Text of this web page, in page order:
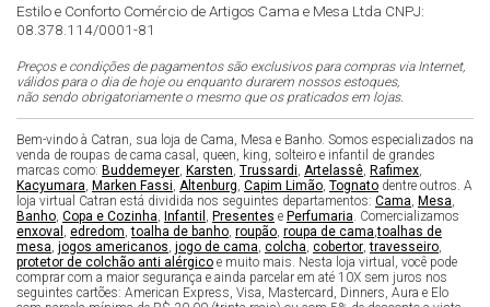
Estilo e Conforto Comércio de Artigos Cama e Mesa Ltda CNPJ:
08.378.114/0001-81
Preços e condições de pagamentos são exclusivos para compras via Internet,
válidos para o dia de hoje ou enquanto durarem nossos estoques,
não sendo obrigatoriamente o mesmo que os praticados em lojas.
Bem-vindo à Catran, sua loja de Cama, Mesa e Banho. Somos especializados na
venda de roupas de cama casal, queen, king, solteiro e infantil de grandes
marcas como: Buddemeyer Karsten Trussardi Artelassê Rafimex
Kacyumara Marken Fassi Altenburg Capim Limão Tognato dentre outros. A
loja virtual Catran está dividida nos seguintes departamentos: Cama Mesa
Banho Copa e Cozinha Infantil Presentes e Perfumaria . Comercializamos
enxoval
edredom ,toalha de banho roupão roupa de cama ,toalhas de
mesa jogos americanos jogo de cama colcha cobertor ,travesseiro
protetor de colchão anti alérgico e muito mais. Nesta loja virtual, você pode
comprar com a maior segurança e ainda parcelar em até 10X sem juros nos
seguintes cartões: American Express, Visa, Mastercard, Dinners, Aura e Elo